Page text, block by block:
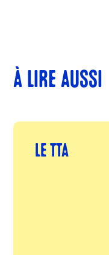
À LIRE AUSSI
LE TTA